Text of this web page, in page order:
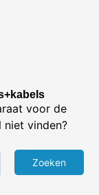
voor de
niet vinden?